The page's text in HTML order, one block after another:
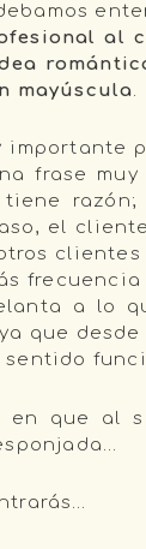
al
mayúscula.
importante
frase
el
a lo
que
sentido
que al